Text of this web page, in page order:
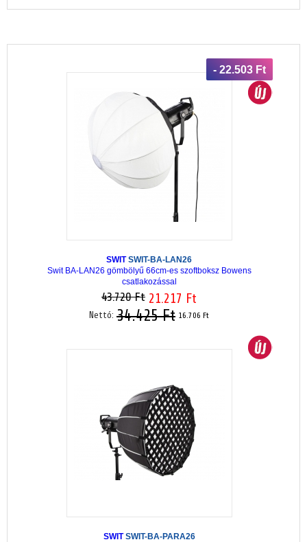
- 22.503 Ft
SWITSWIT-BA-LAN26
Swit BA-LAN26 gömbölyű 66cm-es szoftboksz Bowens
csatlakozással
43.720 Ft 21.217 Ft
Nettó: 34.425 Ft 16.706 Ft
SWITSWIT-BA-PARA26